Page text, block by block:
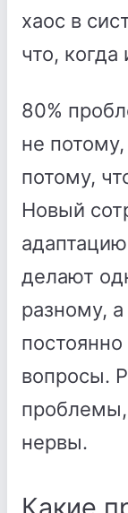
хаос в
что, когда
80%
не
потому,
Новый
делают
разному,
вопросы.
нервы.